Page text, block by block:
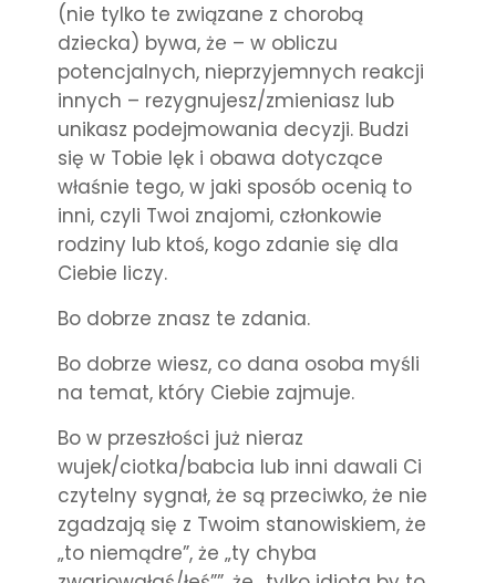
(nie tylko te związane z chorobą
dziecka) bywa, że – w obliczu
potencjalnych, nieprzyjemnych reakcji
innych – rezygnujesz/zmieniasz lub
unikasz podejmowania decyzji. Budzi
się w Tobie lęk i obawa dotyczące
właśnie tego, w jaki sposób ocenią to
inni, czyli Twoi znajomi, członkowie
rodziny lub ktoś, kogo zdanie się dla
Ciebie liczy.
Bo dobrze znasz te zdania.
Bo dobrze wiesz, co dana osoba myśli
na temat, który Ciebie zajmuje.
Bo w przeszłości już nieraz
wujek/ciotka/babcia lub inni dawali Ci
czytelny sygnał, że są przeciwko, że nie
zgadzają się z Twoim stanowiskiem, że
„to niemądre”, że „ty chyba